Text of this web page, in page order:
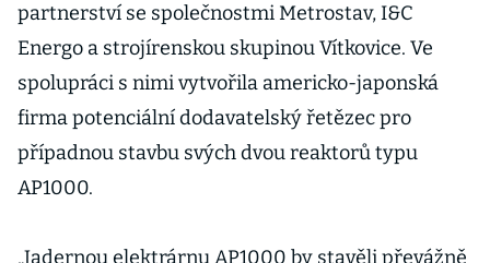
partnerství se společnostmi Metrostav, I&C
Energo a strojírenskou skupinou Vítkovice. Ve
spolupráci s nimi vytvořila americko-japonská
firma potenciální dodavatelský řetězec pro
případnou stavbu svých dvou reaktorů typu
AP1000.
„Jadernou elektrárnu AP1000 by stavěli převážně